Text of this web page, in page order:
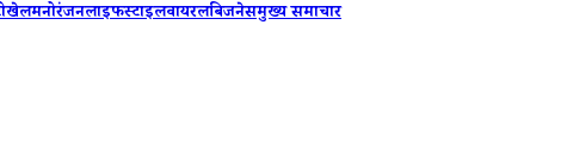
खेलमनोरंजनलाइफस्टाइलवायरलबिजनेसमुख्य समाचार